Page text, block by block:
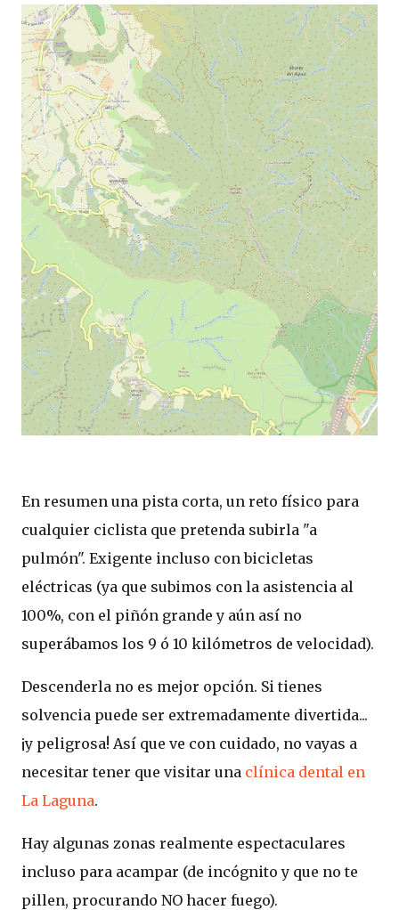
En resumen una pista corta, un reto físico para
cualquier ciclista que pretenda subirla "a
pulmón". Exigente incluso con bicicletas
eléctricas (ya que subimos con la asistencia al
100%, con el piñón grande y aún así no
superábamos los 9 ó 10 kilómetros de velocidad).
Descenderla no es mejor opción. Si tienes
solvencia puede ser extremadamente divertida...
¡y peligrosa! Así que ve con cuidado, no vayas a
necesitar tener que visitar una clínica dental en
La Laguna.
Hay algunas zonas realmente espectaculares
incluso para acampar (de incógnito y que no te
pillen, procurando NO hacer fuego).